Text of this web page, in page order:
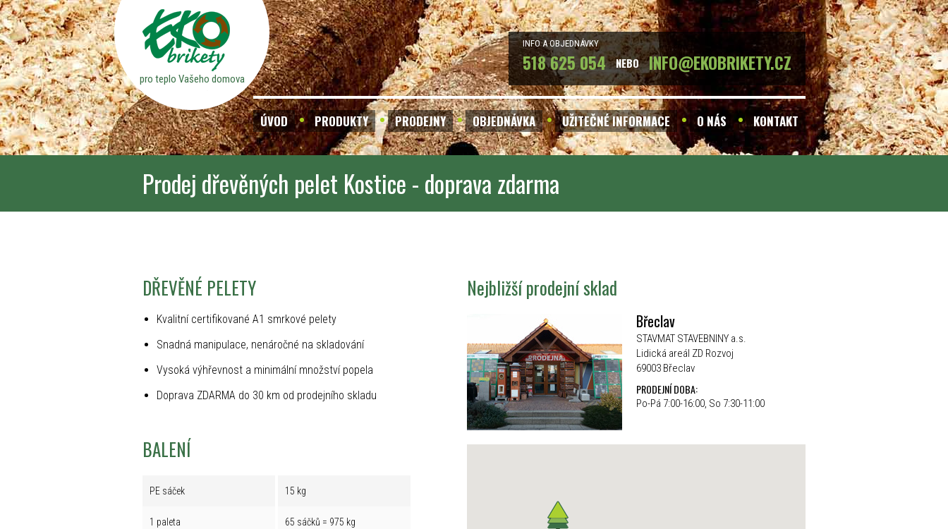
pro teplo Vašeho domova
INFO A OBJEDNÁVKY
518 625 054 NEBO INFO@EKOBRIKETY.CZ
ÚVOD PRODUKTY PRODEJNY OBJEDNÁVKA UŽITEČNÉ INFORMACE O NÁS KONTAKT
Prodej dřevěných pelet Kostice - doprava zdarma
DŘEVĚNÉ PELETY
Kvalitní certifikované A1 smrkové pelety
Snadná manipulace, nenáročné na skladování
Vysoká výhřevnost a minimální množství popela
Doprava ZDARMA do 30 km od prodejního skladu
BALENÍ
PE sáček 15 kg
1 paleta 65 sáčků = 975 kg
Nejbližší prodejní sklad
Břeclav
STAVMAT STAVEBNINY a.s.
Lidická areál ZD Rozvoj
69003 Břeclav
PRODEJNÍ DOBA:
Po-Pá 7:00-16:00, So 7:30-11:00